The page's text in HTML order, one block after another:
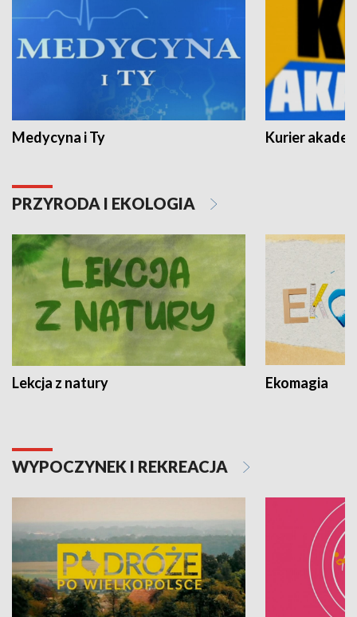
Medycyna i Ty Kurier
PRZYRODA I EKOLOGIA
Lekcja z natury Ekomagia
WYPOCZYNEK I REKREACJA